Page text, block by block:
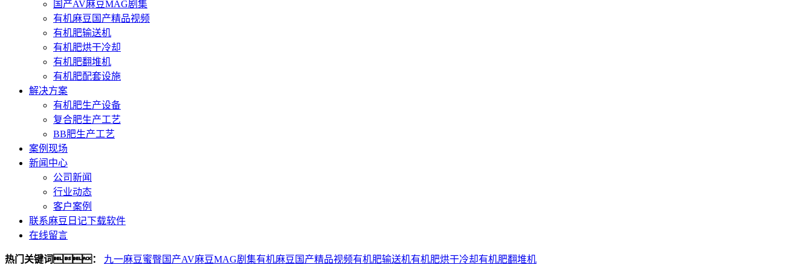
国产AV麻豆MAG剧集
有机麻豆国产精品视频
有机肥输送机
有机肥烘干冷却
有机肥翻堆机
有机肥配套设施
解决方案
有机肥生产设备
复合肥生产工艺
BB肥生产工艺
案例现场
新闻中心
公司新闻
行业动态
客户案例
联系麻豆日记下载软件
在线留言
热门关键词： 九一麻豆蜜臀国产AV麻豆MAG剧集有机麻豆国产精品视频有机肥输送机有机肥烘干冷却有机肥翻堆机